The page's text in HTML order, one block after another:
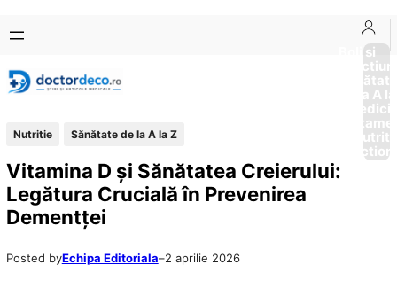
conținut
content
Boli si
Afectiuni
Sănătate
de la A
Nutritie Sănătate de la A la Z
Vitamina D și Sănătatea Creierului:
Legătura Crucială în Prevenirea
Dementței
Posted byEchipa Editoriala–2 aprilie 2026